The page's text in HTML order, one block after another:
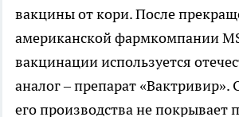
вакцины от кори. После
американской фармкомпании
вакцинации используется
аналог – препарат «Вактривир».
его производства не покрывает